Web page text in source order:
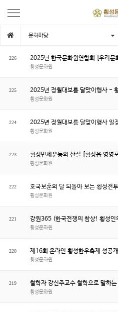
문화마당
226
횡성문화원
225 2025년 정월대보름 달맞이행사 -
횡성문화원
224 2025년 정월대보름 달맞이행사 일
횡성문화원
223
횡성문화원
222
횡성문화원
221 강원365 (한국전쟁의 참상! 횡성인
횡성문화원
220
횡성문화원
219
횡성문화원